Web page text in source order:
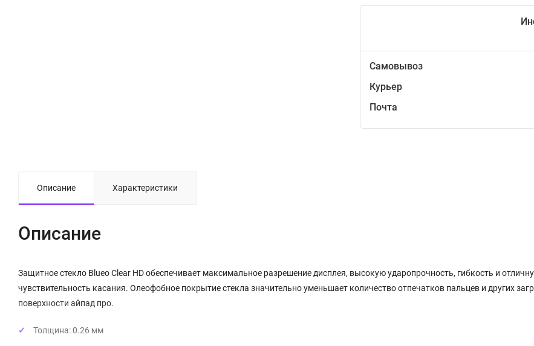
Самовывоз
Курьер
Почта
Описание Характеристики
Описание
Защитное стекло Blueo Clear HD обеспечивает максимальное разрешение дисплея, высокую ударопрочность, гибкость и
чувствительность касания. Олеофобное покрытие стекла значительно уменьшает количество отпечатков пальцев и других
поверхности айпад про.
Толщина: 0.26 мм